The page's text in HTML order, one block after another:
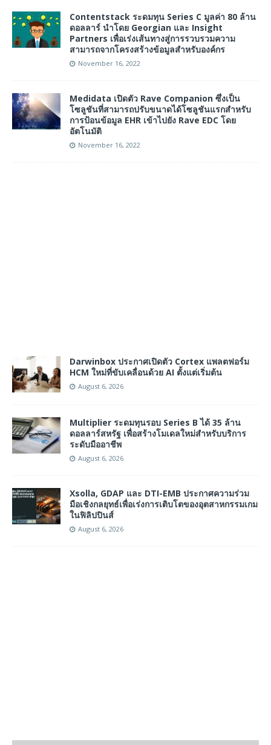
Contentstack ระดมทุน Series C มูลค่า 80 ล้าน
ดอลลาร์ นำโดย Georgian และ Insight
Partners เพื่อเร่งเส้นทางสู่การรวบรวมความ
สามารถจากโครงสร้างข้อมูลสำหรับองค์กร
November 16, 2022
Medidata เปิดตัว Rave Companion ซึ่งเป็น
โซลูชันที่สามารถปรับขนาดได้โซลูชันแรกสำหรับ
การป้อนข้อมูล EHR เข้าไปยัง Rave EDC โดย
อัตโนมัติ
November 16, 2022
Darwinbox ประกาศเปิดตัว Cortex แพลตฟอร์ม
HCM ใหม่ที่ขับเคลื่อนด้วย AI ตั้งแต่เริ่มต้น
August 6, 2026
Multiplier ระดมทุนรอบ Series B ได้ 35 ล้าน
ดอลลาร์สหรัฐ เพื่อสร้างโมเดลใหม่สำหรับบริการ
ระดับมืออาชีพ
August 6, 2026
Xsolla, GDAP และ DTI-EMB ประกาศความร่วม
มือเชิงกลยุทธ์เพื่อเร่งการเติบโตของอุตสาหกรรมเกม
ในฟิลิปปินส์
August 6, 2026